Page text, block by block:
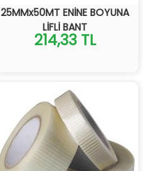
25MMx50MT ENİNE BOYUNA
LİFLİ BANT
214,33 TL